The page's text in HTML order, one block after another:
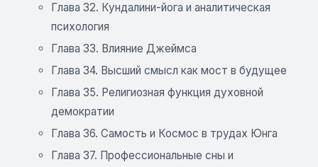
Глава 32. Кундалини-йога и аналитическая
психология
Глава 33. Влияние Джеймса
Глава 34. Высший смысл как мост в будущее
Глава 35. Религиозная функция духовной
демократии
Глава 36. Самость и Космос в трудах Юнга
Глава 37. Профессиональные сны и